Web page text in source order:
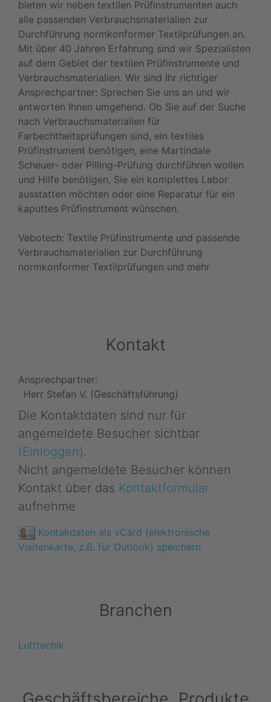
bieten wir neben textilen Prüfinstrumenten auch
alle passenden Verbrauchsmaterialien zur
Durchführung normkonformer Textilprüfungen an.
Mit über 40 Jahren Erfahrung sind wir Spezialisten
auf dem Gebiet der textilen Prüfinstrumente und
Verbrauchsmaterialien. Wir sind Ihr richtiger
Ansprechpartner: Sprechen Sie uns an und wir
antworten Ihnen umgehend. Ob Sie auf der Suche
nach Verbrauchsmaterialien für
Farbechtheitsprüfungen sind, ein textiles
Prüfinstrument benötigen, eine Martindale
Scheuer- oder Pilling-Prüfung durchführen wollen
und Hilfe benötigen, Sie ein komplettes Labor
ausstatten möchten oder eine Reparatur für ein
kaputtes Prüfinstrument wünschen.
Vebotech: Textile Prüfinstrumente und passende
Verbrauchsmaterialien zur Durchführung
normkonformer Textilprüfungen und mehr
Kontakt
Ansprechpartner:
Herr Stefan V. (Geschäftsführung)
Die Kontaktdaten sind nur für
angemeldete Besucher sichtbar
(Einloggen).
Nicht angemeldete Besucher können
Kontakt über das Kontaktformular
aufnehme
Kontakdaten als vCard (elektronische
Visitenkarte, z.B. für Outlook) speichern
Branchen
Lufttechik